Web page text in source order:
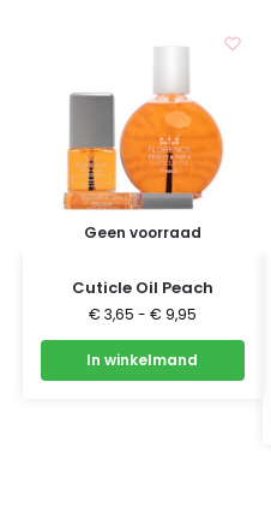
Geen voorraad
Cuticle Oil Peach
€ 3,65 - € 9,95
In winkelmand